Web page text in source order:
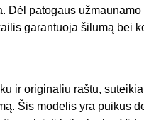
Dėl patogaus
garantuoja šilumą bei
ir originaliu raštu,
Šis modelis yra puikus